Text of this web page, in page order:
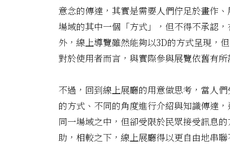
意念的傳達，其實是需要人們佇足於畫作
場域的其中一個「方式」，但不得不承認
外，線上導覽雖然能夠以3D的方式呈現，
對於使用者而言，與實際參與展覽依舊有
不過，回到線上展廳的用意做思考，當人
的方式、不同的角度進行介紹與知識傳達
同一場域之中，但卻受限於民眾接受訊息
助，相較之下，線上展廳得以更自由地串